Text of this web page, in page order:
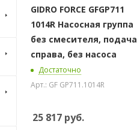
GIDRO FORCE GFGP711
1014R Насосная группа
без смесителя, подача
справа, без насоса
Достаточно
Арт.: GF GP711.1014R
25 817 руб.